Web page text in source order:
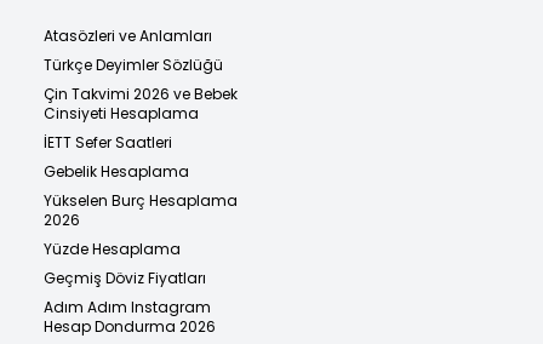
Atasözleri ve Anlamları
Türkçe Deyimler Sözlüğü
Çin Takvimi 2026 ve Bebek
Cinsiyeti Hesaplama
İETT Sefer Saatleri
Gebelik Hesaplama
Yükselen Burç Hesaplama
2026
Yüzde Hesaplama
Geçmiş Döviz Fiyatları
Adım Adım Instagram
Hesap Dondurma 2026